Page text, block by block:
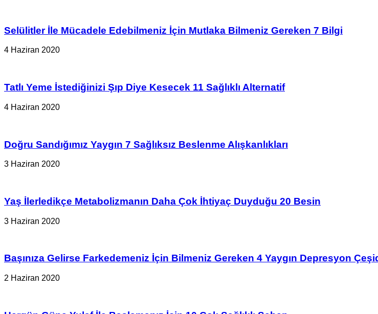
Selülitler İle Mücadele Edebilmeniz İçin Mutlaka Bilmeniz Gereken 7 Bilgi
4 Haziran 2020
Tatlı Yeme İstediğinizi Şıp Diye Kesecek 11 Sağlıklı Alternatif
4 Haziran 2020
Doğru Sandığımız Yaygın 7 Sağlıksız Beslenme Alışkanlıkları
3 Haziran 2020
Yaş İlerledikçe Metabolizmanın Daha Çok İhtiyaç Duyduğu 20 Besin
3 Haziran 2020
Başınıza Gelirse Farkedemeniz İçin Bilmeniz Gereken 4 Yaygın Depresyon
2 Haziran 2020